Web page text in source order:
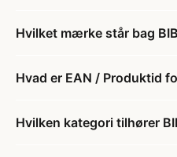
Hvilket mærke står bag
Hvad er EAN / Produktid
Hvilken kategori tilhører